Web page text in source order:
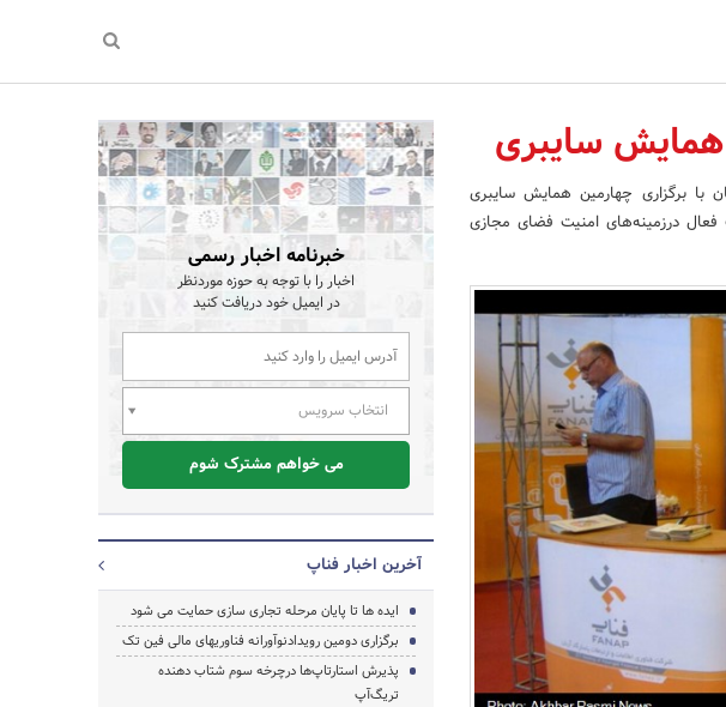
سایبری
برگزاری چهارمین همایش سایبری
غیرعامل،در نمایشگاه جانبی این رویداد که با حضور 28شرکت فعال درزمینه‌های امنیت فضای مجازی
خبرنامه اخبار رسمی
اخبار را با توجه به حوزه موردنظر
در ایمیل خود دریافت کنید
انتخاب سرویس
می خواهم مشترک شوم
آخرین اخبار فناپ
ایده ها تا پایان مرحله تجاری سازی حمایت می شود
برگزاری دومین رویدادنوآورانه فناوریهای مالی فین تک
پذیرش استارتاپ‌ها درچرخه سوم شتاب دهنده
تریگ‌آپ